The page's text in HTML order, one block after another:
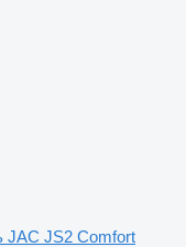
JAC JS2 Comfort